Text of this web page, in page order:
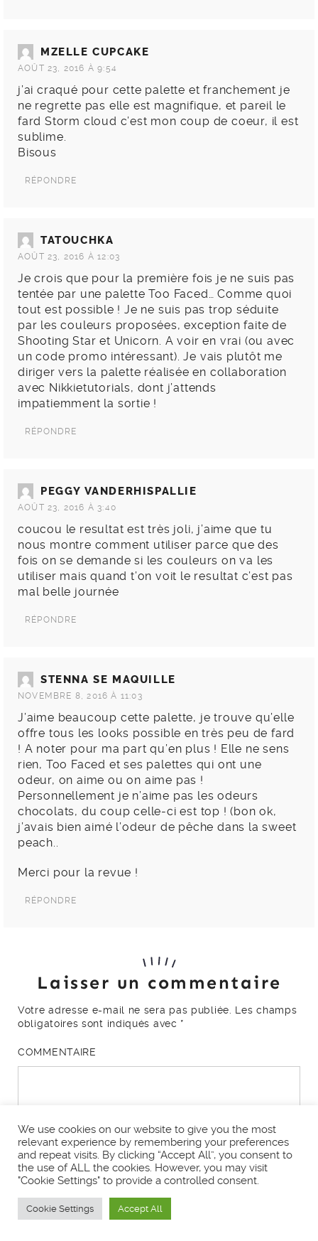
MZELLE CUPCAKE
AOÛT 23, 2016 À 9:54
j’ai craqué pour cette palette et franchement je
ne regrette pas elle est magnifique, et pareil le
fard Storm cloud c’est mon coup de coeur, il est
sublime.
Bisous
RÉPONDRE
TATOUCHKA
AOÛT 23, 2016 À 12:03
Je crois que pour la première fois je ne suis pas
tentée par une palette Too Faced… Comme quoi
tout est possible ! Je ne suis pas trop séduite
par les couleurs proposées, exception faite de
Shooting Star et Unicorn. A voir en vrai (ou avec
un code promo intéressant). Je vais plutôt me
diriger vers la palette réalisée en collaboration
avec Nikkietutorials, dont j’attends
impatiemment la sortie !
RÉPONDRE
PEGGY VANDERHISPALLIE
AOÛT 23, 2016 À 3:40
coucou le resultat est très joli, j’aime que tu
nous montre comment utiliser parce que des
fois on se demande si les couleurs on va les
utiliser mais quand t’on voit le resultat c’est pas
mal belle journée
RÉPONDRE
STENNA SE MAQUILLE
NOVEMBRE 8, 2016 À 11:03
J’aime beaucoup cette palette, je trouve qu’elle
offre tous les looks possible en très peu de fard
! A noter pour ma part qu’en plus ! Elle ne sens
rien, Too Faced et ses palettes qui ont une
odeur, on aime ou on aime pas !
Personnellement je n’aime pas les odeurs
chocolats, du coup celle-ci est top ! (bon ok,
j’avais bien aimé l’odeur de pêche dans la sweet
peach..
Merci pour la revue !
RÉPONDRE
Laisser un commentaire
Votre adresse e-mail ne sera pas publiée. Les champs
obligatoires sont indiqués avec *
COMMENTAIRE
We use cookies on our website to give you the most
relevant experience by remembering your preferences
and repeat visits. By clicking “Accept All”, you consent to
the use of ALL the cookies. However, you may visit
"Cookie Settings" to provide a controlled consent.
Cookie Settings Accept All